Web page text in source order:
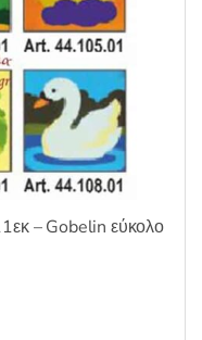
– Gobelin εύκολο